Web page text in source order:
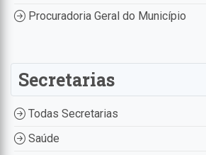
Procuradoria Geral do Município
Secretarias
Todas Secretarias
Saúde